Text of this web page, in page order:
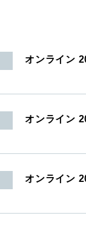
オンライン
オンライン
オンライン